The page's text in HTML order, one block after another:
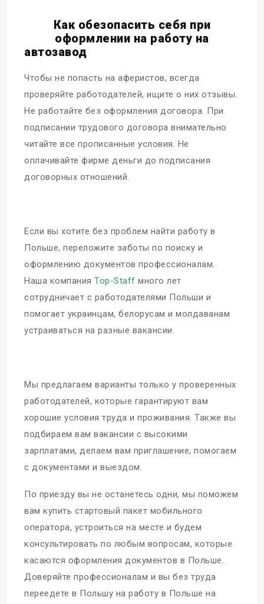
Как обезопасить себя при
оформлении на работу на
автозавод
Чтобы не попасть на аферистов, всегда
проверяйте работодателей, ищите о них отзывы.
Не работайте без оформления договора. При
подписании трудового договора внимательно
читайте все прописанные условия. Не
оплачивайте фирме деньги до подписания
договорных отношений.
Если вы хотите без проблем найти работу в
Польше, переложите заботы по поиску и
оформлению документов профессионалам.
Наша компания Top-Staff много лет
сотрудничает с работодателями Польши и
помогает украинцам, белорусам и молдаванам
устраиваться на разные вакансии.
Мы предлагаем варианты только у проверенных
работодателей, которые гарантируют вам
хорошие условия труда и проживания. Также вы
подбираем вам вакансии с высокими
зарплатами, делаем вам приглашение, помогаем
с документами и выездом.
По приезду вы не останетесь одни, мы поможем
вам купить стартовый пакет мобильного
оператора, устроиться на месте и будем
консультировать по любым вопросам, которые
касаются оформления документов в Польше.
Доверяйте профессионалам и вы без труда
переедете в Польшу на работу в Польше на